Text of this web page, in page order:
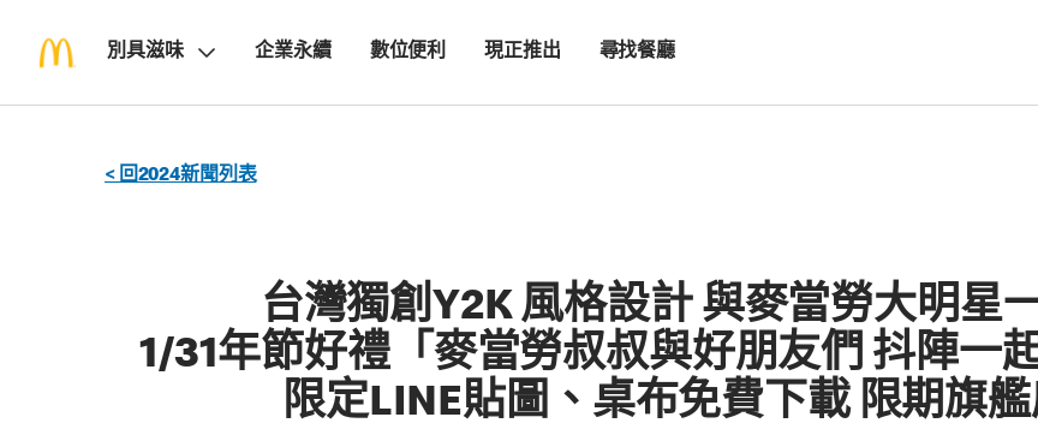
別具滋味 企業永續 數位便利 現正推出 尋找餐廳
< 回2024新聞列表
台灣獨創Y2K 風格設計 與麥當勞大明星
1/31年節好禮「麥當勞叔叔與好朋友們 抖陣一
限定LINE貼圖、桌布免費下載 限期旗